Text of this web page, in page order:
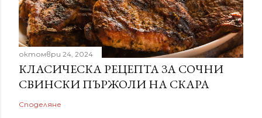
октомври 24, 2024
КЛАСИЧЕСКА РЕЦЕПТА ЗА СОЧНИ
СВИНСКИ ПЪРЖОЛИ НА СКАРА
Споделяне